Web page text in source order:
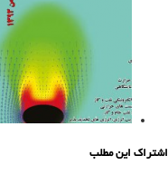
اشتراک این مطلب